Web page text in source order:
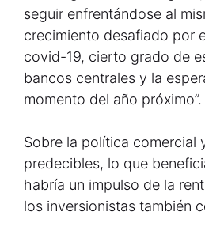
seguir enfrentándose al
crecimiento desafiado por
covid-19, cierto grado de
bancos centrales y la
momento del año próximo”.
Sobre la política comercial
predecibles, lo que
habría un impulso de la
los inversionistas también